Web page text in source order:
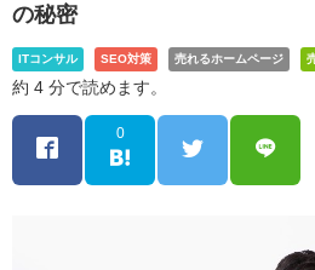
の秘密
ITコンサル SEO対策 売れるホームページ
約 4 分で読めます。
0